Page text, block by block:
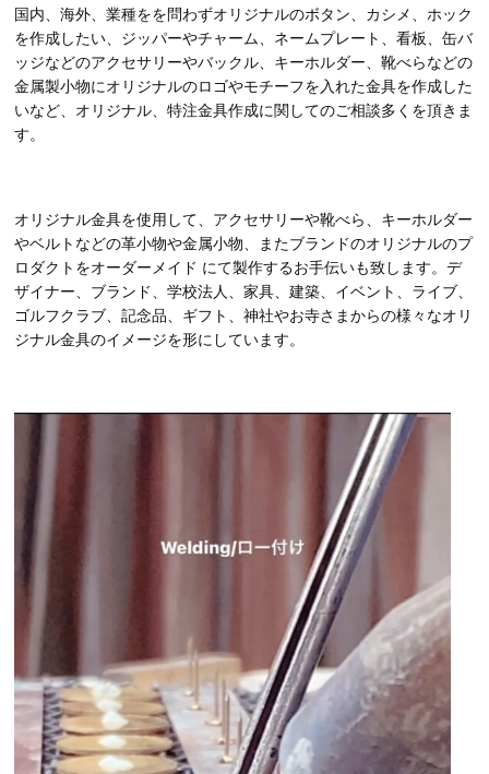
国内、海外、業種をを問わずオリジナルのボタン、カシメ、ホック
を作成したい、ジッパーやチャーム、ネームプレート、看板、缶バ
ッジなどのアクセサリーやバックル、キーホルダー、靴べらなどの
金属製小物にオリジナルのロゴやモチーフを入れた金具を作成した
いなど、オリジナル、特注金具作成に関してのご相談多くを頂きま
す。
オリジナル金具を使用して、アクセサリーや靴べら、キーホルダー
やベルトなどの革小物や金属小物、またブランドのオリジナルのプ
ロダクトをオーダーメイド にて製作するお手伝いも致します。デ
ザイナー、ブランド、学校法人、家具、建築、イベント、ライブ、
ゴルフクラブ、記念品、ギフト、神社やお寺さまからの様々なオリ
ジナル金具のイメージを形にしています。